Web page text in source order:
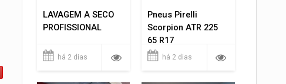
LAVAGEM A SECO
PROFISSIONAL
há 2 dias
Pneus Pirelli
Scorpion ATR 225
65 R17
há 2 dias